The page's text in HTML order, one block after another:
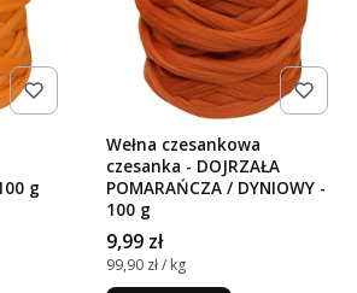
g
Wełna czesankowa
czesanka - DOJRZAŁA
POMARAŃCZA / DYNIOWY -
100 g
Cena
9,99 zł
Cena jednostkowa
99,90 zł / kg